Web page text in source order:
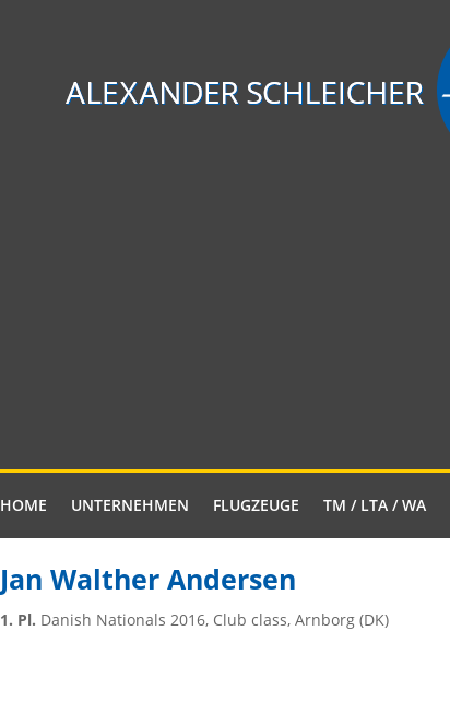
HOME UNTERNEHMEN FLUGZEUGE TM / LTA / WA
Jan Walther Andersen
1. Pl. Danish Nationals 2016, Club class, Arnborg (DK)